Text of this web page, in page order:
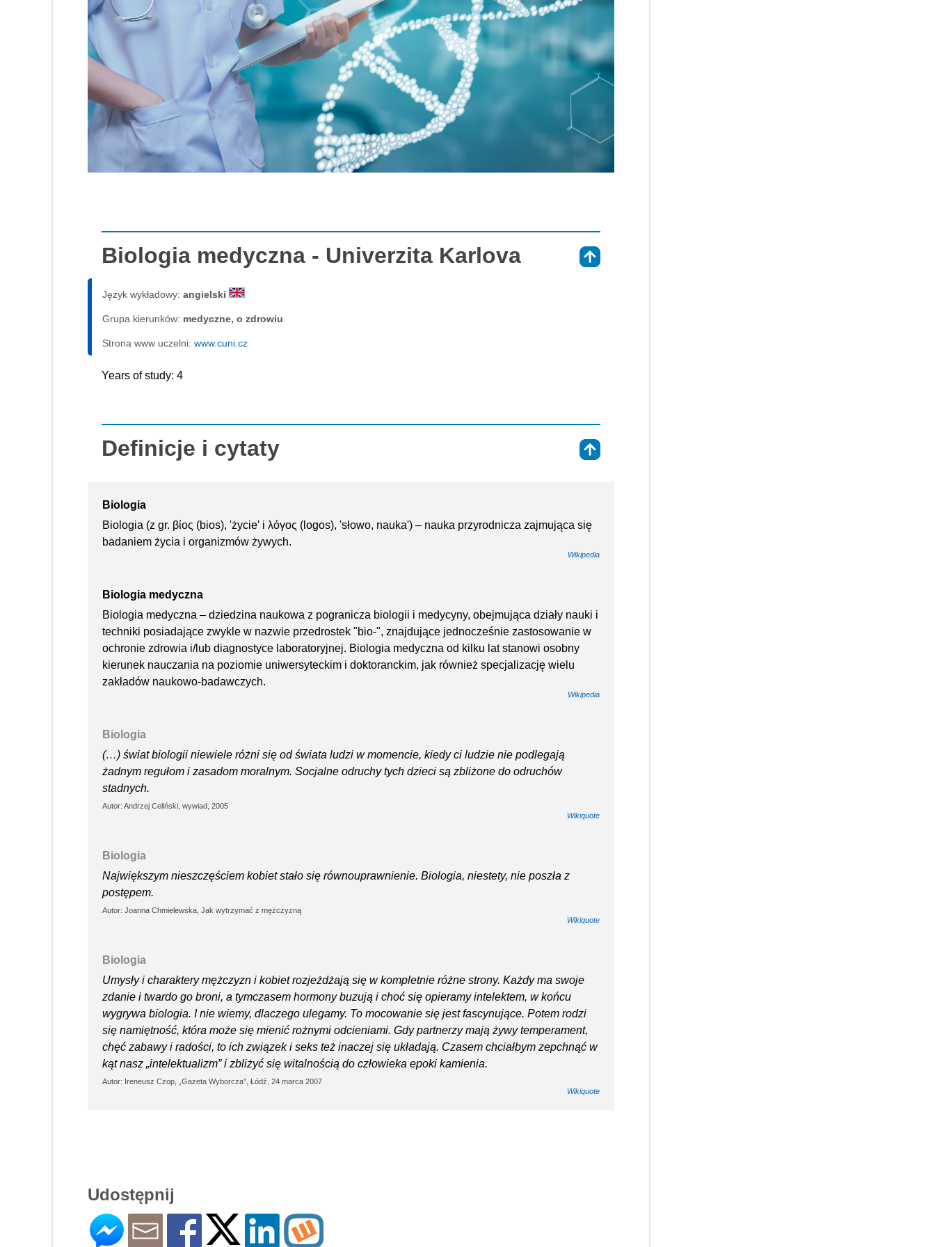
Biologia medyczna - Univerzita Karlova
Język wykładowy: angielski
Grupa kierunków: medyczne, o zdrowiu
Strona www uczelni: www.cuni.cz
Years of study: 4
Definicje i cytaty
Biologia
Biologia (z gr. βίος (bios), 'życie' i λόγος (logos), 'słowo, nauka') – nauka przyrodnicza zajmująca się
badaniem życia i organizmów żywych.
Wikipedia
Biologia medyczna
Biologia medyczna – dziedzina naukowa z pogranicza biologii i medycyny, obejmująca działy nauki i
techniki posiadające zwykle w nazwie przedrostek "bio-", znajdujące jednocześnie zastosowanie w
ochronie zdrowia i/lub diagnostyce laboratoryjnej. Biologia medyczna od kilku lat stanowi osobny
kierunek nauczania na poziomie uniwersyteckim i doktoranckim, jak również specjalizację wielu
zakładów naukowo-badawczych.
Wikipedia
Biologia
(…) świat biologii niewiele różni się od świata ludzi w momencie, kiedy ci ludzie nie podlegają
żadnym regułom i zasadom moralnym. Socjalne odruchy tych dzieci są zbliżone do odruchów
stadnych.
Autor: Andrzej Celiński, wywiad, 2005
Wikiquote
Biologia
Największym nieszczęściem kobiet stało się równouprawnienie. Biologia, niestety, nie poszła z
postępem.
Autor: Joanna Chmielewska, Jak wytrzymać z mężczyzną
Wikiquote
Biologia
Umysły i charaktery mężczyzn i kobiet rozjeżdżają się w kompletnie różne strony. Każdy ma swoje
zdanie i twardo go broni, a tymczasem hormony buzują i choć się opieramy intelektem, w końcu
wygrywa biologia. I nie wiemy, dlaczego ulegamy. To mocowanie się jest fascynujące. Potem rodzi
się namiętność, która może się mienić rożnymi odcieniami. Gdy partnerzy mają żywy temperament,
chęć zabawy i radości, to ich związek i seks też inaczej się układają. Czasem chciałbym zepchnąć w
kąt nasz „intelektualizm” i zbliżyć się witalnością do człowieka epoki kamienia.
Autor: Ireneusz Czop, „Gazeta Wyborcza”, Łódź, 24 marca 2007
Wikiquote
Udostępnij